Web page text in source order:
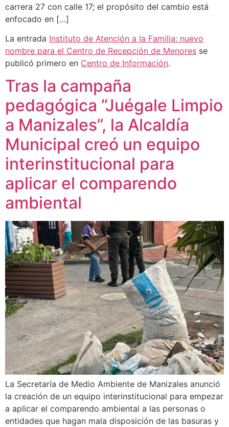
carrera 27 con calle 17; el propósito del cambio está
enfocado en […]
La entrada Instituto de Atención a la Familia: nuevo
nombre para el Centro de Recepción de Menores se
publicó primero en Centro de Información.
Tras la campaña
pedagógica “Juégale Limpio
a Manizales”, la Alcaldía
Municipal creó un equipo
interinstitucional para
aplicar el comparendo
ambiental
La Secretaría de Medio Ambiente de Manizales anunció
la creación de un equipo interinstitucional para empezar
a aplicar el comparendo ambiental a las personas o
entidades que hagan mala disposición de las basuras y